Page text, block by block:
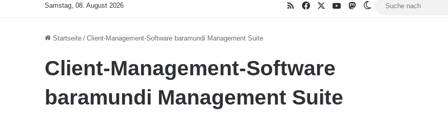
Samstag, 08. August 2026 RSS Facebook YouTubeMastodonSkin umschalten
Startseite / Client-Management-Software baramundi Management Suite
Client-Management-Software
baramundi Management Suite